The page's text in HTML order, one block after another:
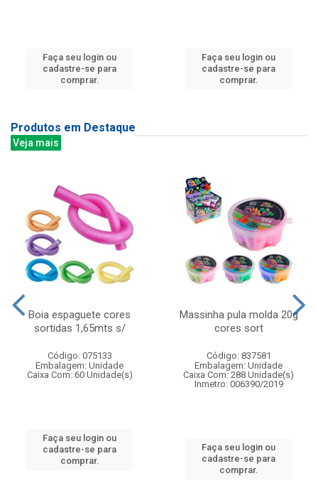
Faça seu login ou
cadastre-se para
comprar.
Faça seu login ou
cadastre-se para
comprar.
Produtos em Destaque
Veja mais
Boia espaguete cores
sortidas 1,65mts s/
Código: 075133
Embalagem: Unidade
Caixa Com: 60 Unidade(s)
Faça seu login ou
cadastre-se para
comprar.
Massinha pula molda 20g
cores sort
Código: 837581
Embalagem: Unidade
Caixa Com: 288 Unidade(s)
Inmetro: 006390/2019
Faça seu login ou
cadastre-se para
comprar.